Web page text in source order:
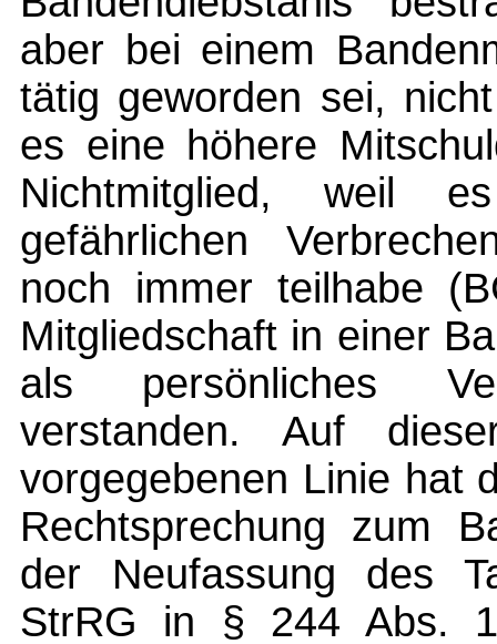
aber bei einem
tätig geworden sei,
es eine höhere
Nichtmitglied, weil
gefährlichen
noch immer teilhabe
Mitgliedschaft in einer
als persönliches
verstanden. Auf
vorgegebenen Linie hat
Rechtsprechung zum
der Neufassung des
StrRG in § 244 Abs.